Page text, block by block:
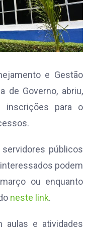
e Gestão
de Governo, abriu,
inscrições para o
públicos
podem
ou enquanto
neste link.
aulas e atividades